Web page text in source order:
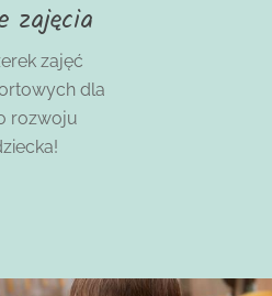
zajęcia
zajęć
dla
rozwoju